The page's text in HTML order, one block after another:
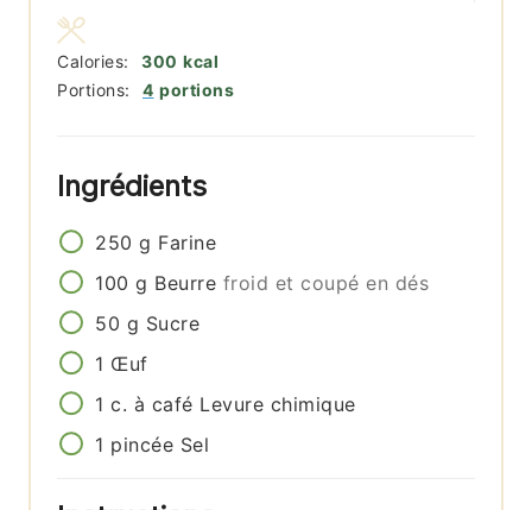
Portions: 4 portions
Calories: 300 kcal
Ingrédients
250 g Farine
100 g Beurre froid et coupé en dés
50 g Sucre
1 Œuf
1 c. à café Levure chimique
1 pincée Sel